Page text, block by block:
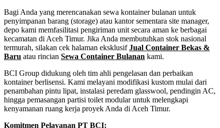
Bagi Anda yang merencanakan sewa kontainer bulanan untuk
penyimpanan barang (storage) atau kantor sementara site manager,
depo kami memfasilitasi pengiriman unit secara aman ke berbagai
kecamatan di Aceh Timur. Jika Anda membutuhkan stok nasional
termurah, silakan cek halaman eksklusifJual Container Bekas &
Baru atau rincian Sewa Container Bulanan kami.
BCI Group didukung oleh tim ahli pengelasan dan perbaikan
kontainer berlisensi. Kami melayani modifikasi kustom mulai dari
penambahan pintu lipat, instalasi peredam glasswool, pendingin AC,
hingga pemasangan partisi toilet modular untuk melengkapi
kenyamanan ruang kerja proyek Anda di Aceh Timur.
Komitmen Pelayanan PT BCI: